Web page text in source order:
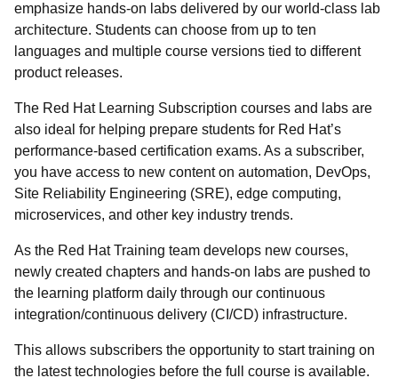
emphasize hands-on labs delivered by our world-class lab
architecture. Students can choose from up to ten
languages and multiple course versions tied to different
product releases.
The Red Hat Learning Subscription courses and labs are
also ideal for helping prepare students for Red Hat’s
performance-based certification exams. As a subscriber,
you have access to new content on automation, DevOps,
Site Reliability Engineering (SRE), edge computing,
microservices, and other key industry trends.
As the Red Hat Training team develops new courses,
newly created chapters and hands-on labs are pushed to
the learning platform daily through our continuous
integration/continuous delivery (CI/CD) infrastructure.
This allows subscribers the opportunity to start training on
the latest technologies before the full course is available.